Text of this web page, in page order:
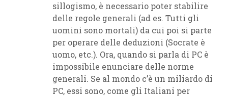
sillogismo, è necessario poter stabilire
delle regole generali (ad es. Tutti gli
uomini sono mortali) da cui poi si parte
per operare delle deduzioni (Socrate è
uomo, etc.). Ora, quando si parla di PC è
impossibile enunciare delle norme
generali. Se al mondo c’è un miliardo di
PC, essi sono, come gli Italiani per